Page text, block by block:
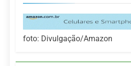
foto: Divulgação/Amazon